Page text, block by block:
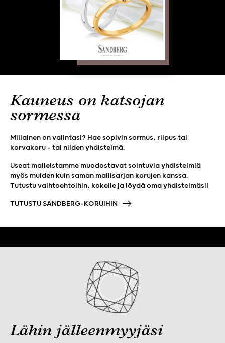
Kauneus on katsojan
sormessa
Millainen on valintasi? Hae sopivin sormus, riipus tai
korvakoru – tai niiden yhdistelmä.
Useat malleistamme muodostavat sointuvia yhdistelmiä
myös muiden kuin saman mallisarjan korujen kanssa.
Tutustu vaihtoehtoihin, kokeile ja löydä oma yhdistelmäsi!
TUTUSTU SANDBERG-KORUIHIN
Lähin jälleenmyyjäsi